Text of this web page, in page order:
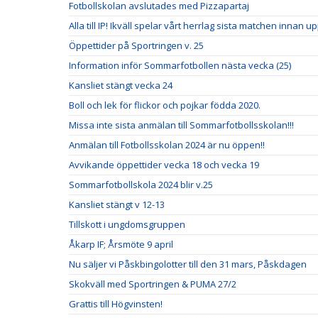
Fotbollskolan avslutades med Pizzapartaj
Alla till IP! Ikväll spelar vårt herrlag sista matchen innan
Öppettider på Sportringen v. 25
Information inför Sommarfotbollen nästa vecka (25)
Kansliet stängt vecka 24
Boll och lek för flickor och pojkar födda 2020.
Missa inte sista anmälan till Sommarfotbollsskolan!!!
Anmälan till Fotbollsskolan 2024 är nu öppen!!
Avvikande öppettider vecka 18 och vecka 19
Sommarfotbollskola 2024 blir v.25
Kansliet stängt v 12-13
Tillskott i ungdomsgruppen
Åkarp IF; Årsmöte 9 april
Nu säljer vi Påskbingolotter till den 31 mars, Påskdagen
Skokväll med Sportringen & PUMA 27/2
Grattis till Högvinsten!